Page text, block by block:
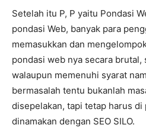
Setelah itu P, P yaitu Pondasi
pondasi Web, banyak para
memasukkan dan
pondasi web nya secara
walaupun memenuhi syarat
bermasalah tentu bukanlah
disepelakan, tapi tetap harus
dinamakan dengan SEO SILO.